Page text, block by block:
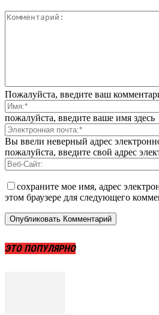
Пожалуйста, введите ваш
пожалуйста, введите ваше имя здесь
Вы ввели неверный адрес
пожалуйста, введите свой адрес
сохраните мое имя, адрес
этом браузере для следующего
ЭТО ПОПУЛЯРНО